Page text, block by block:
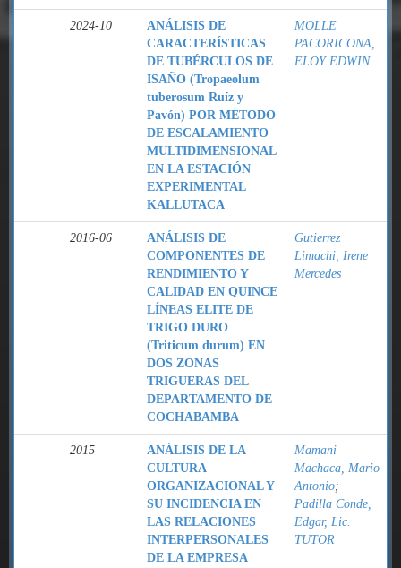
2024-10
ANÁLISIS DE
CARACTERÍSTICAS
DE TUBÉRCULOS DE
ISAÑO (Tropaeolum
tuberosum Ruíz y
Pavón) POR MÉTODO
DE ESCALAMIENTO
MULTIDIMENSIONAL
EN LA ESTACIÓN
EXPERIMENTAL
KALLUTACA
MOLLE
PACORICONA,
ELOY EDWIN
2016-06
ANÁLISIS DE
COMPONENTES DE
RENDIMIENTO Y
CALIDAD EN QUINCE
LÍNEAS ELITE DE
TRIGO DURO
(Triticum durum) EN
DOS ZONAS
TRIGUERAS DEL
DEPARTAMENTO DE
COCHABAMBA
Gutierrez
Limachi, Irene
Mercedes
2015
ANÁLISIS DE LA
CULTURA
ORGANIZACIONAL Y
SU INCIDENCIA EN
LAS RELACIONES
INTERPERSONALES
DE LA EMPRESA
Mamani
Machaca, Mario
Antonio;
Padilla Conde,
Edgar, Lic.
TUTOR